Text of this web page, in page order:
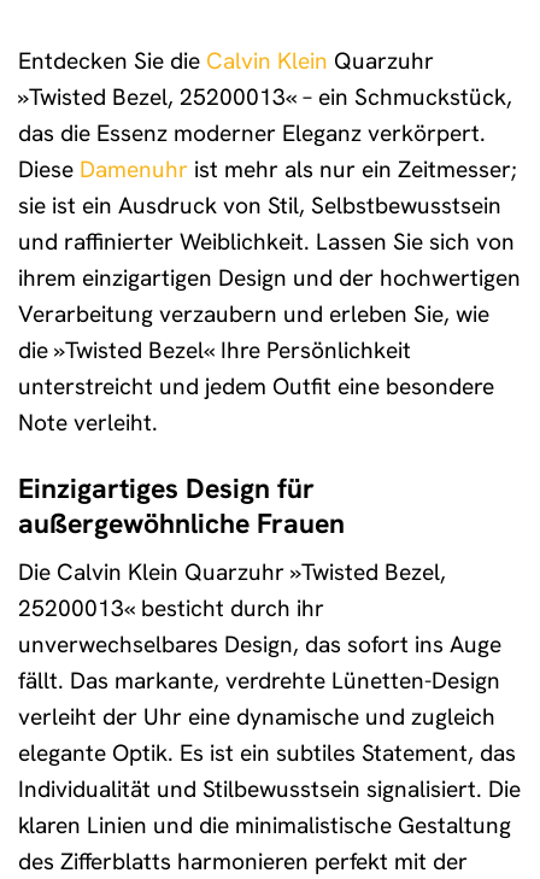
Entdecken Sie die Calvin Klein Quarzuhr
»Twisted Bezel, 25200013« – ein Schmuckstück,
das die Essenz moderner Eleganz verkörpert.
Diese Damenuhr ist mehr als nur ein Zeitmesser;
sie ist ein Ausdruck von Stil, Selbstbewusstsein
und raffinierter Weiblichkeit. Lassen Sie sich von
ihrem einzigartigen Design und der hochwertigen
Verarbeitung verzaubern und erleben Sie, wie
die »Twisted Bezel« Ihre Persönlichkeit
unterstreicht und jedem Outfit eine besondere
Note verleiht.
Einzigartiges Design für
außergewöhnliche Frauen
Die Calvin Klein Quarzuhr »Twisted Bezel,
25200013« besticht durch ihr
unverwechselbares Design, das sofort ins Auge
fällt. Das markante, verdrehte Lünetten-Design
verleiht der Uhr eine dynamische und zugleich
elegante Optik. Es ist ein subtiles Statement, das
Individualität und Stilbewusstsein signalisiert. Die
klaren Linien und die minimalistische Gestaltung
des Zifferblatts harmonieren perfekt mit der